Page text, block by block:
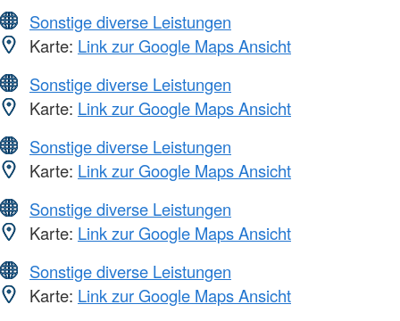
Sonstige diverse Leistungen
Karte: Link zur Google Maps Ansicht
Sonstige diverse Leistungen
Karte: Link zur Google Maps Ansicht
Sonstige diverse Leistungen
Karte: Link zur Google Maps Ansicht
Sonstige diverse Leistungen
Karte: Link zur Google Maps Ansicht
Sonstige diverse Leistungen
Karte: Link zur Google Maps Ansicht